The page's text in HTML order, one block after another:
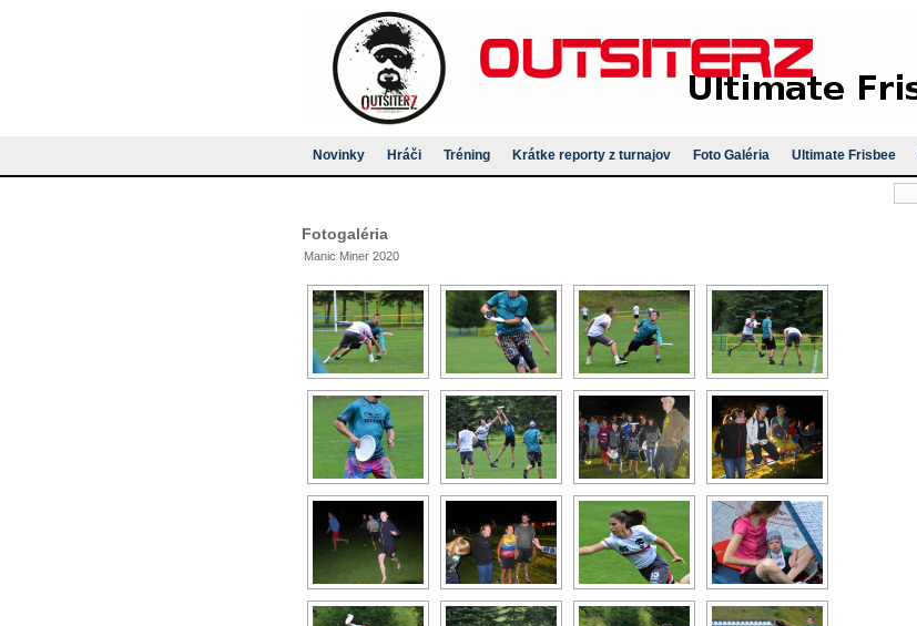
Novinky Hráči Tréning Krátke reporty z turnajov Foto Galéria Ultimate Frisbee
Fotogaléria
Manic Miner 2020